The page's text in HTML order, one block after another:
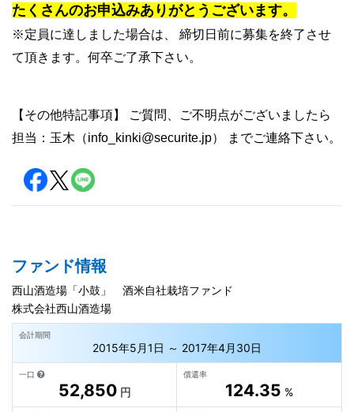
たくさんのお申込みありがとうございます。
※定員に達しました場合は、 締切日前に募集を終了させ
て頂きます。何卒ご了承下さい。
【その他特記事項】 ご質問、ご不明点がございましたら
担当：玉木（info_kinki@securite.jp） までご連絡下さい。
ファンド情報
西山酒造場「小鼓」 酒米自社栽培ファンド
株式会社西山酒造場
会計期間
2015年5月1日 ～ 2017年4月30日
一口
52,850円
償還率
124.35 %